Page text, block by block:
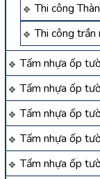
Thi công
Thi công trần
Tấm nhựa ốp
Tấm nhựa ốp
Tấm nhựa ốp
Tấm nhựa ốp
Tấm nhựa ốp